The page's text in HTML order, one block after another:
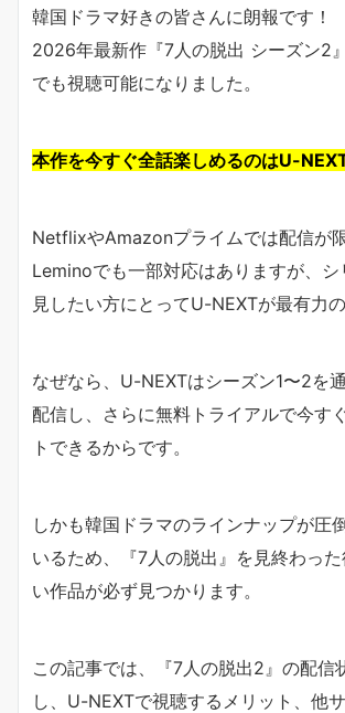
韓国ドラマ好きの皆さんに朗報です！
2026年最新作『7人の脱出 シーズン2
でも視聴可能になりました。
本作を今すぐ全話楽しめるのはU-NEXT
NetflixやAmazonプライムでは配信が限
Leminoでも一部対応はありますが、
見したい方にとってU-NEXTが最有力の
なぜなら、U-NEXTはシーズン1〜2を
配信し、さらに無料トライアルで今す
トできるからです。
しかも韓国ドラマのラインナップが圧
いるため、『7人の脱出』を見終わっ
い作品が必ず見つかります。
この記事では、『7人の脱出2』の配信
し、U-NEXTで視聴するメリット、他